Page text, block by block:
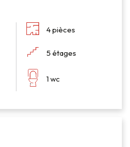
4 pièces
5 étages
1 wc